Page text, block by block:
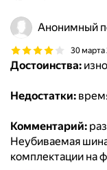
Анонимный
30 марта
Достоинства:
Недостатки:
Комментарий:
Неубиваемая
комплектации на